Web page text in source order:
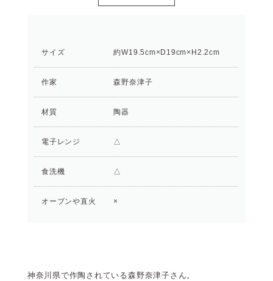
サイズ 約W19.5cm×D19cm×H2.2cm
作家 森野奈津子
材質 陶器
電子レンジ △
食洗機 △
オーブンや直火 ×
神奈川県で作陶されている森野奈津子さん。